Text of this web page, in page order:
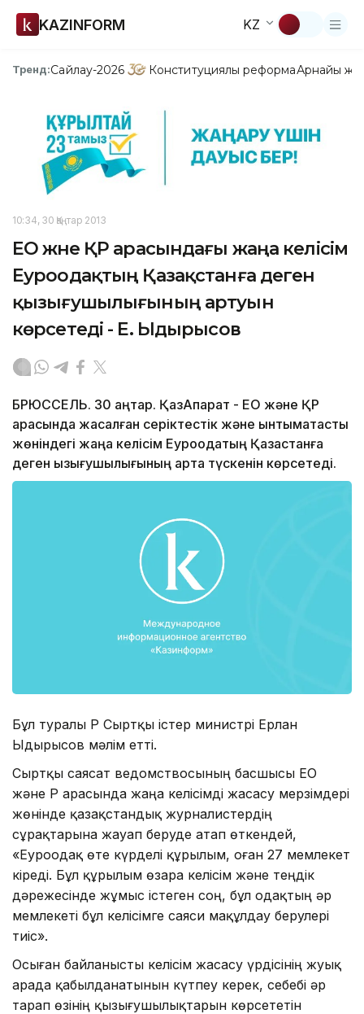
KAZINFORM KZ
Тренд:Сайлау-2026 Конституциялық реформаАрнайы
10:34, 30 Қаңтар 2013
ЕО және ҚР арасындағы жаңа келісім
Еуроодақтың Қазақстанға деген
қызығушылығының артуын
көрсетеді - Е. Ыдырысов
БРЮССЕЛЬ. 30 қаңтар. ҚазАқпарат - ЕО және ҚР
арасында жасалған серіктестік және ынтымақтастық
жөніндегі жаңа келісім Еуроодақтың Қазақстанға
деген қызығушылығының арта түскенін көрсетеді.
Бұл туралы ҚР Сыртқы істер министрі Ерлан
Ыдырысов мәлім етті.
Сыртқы саясат ведомствосының басшысы ЕО
және ҚР арасында жаңа келісімді жасасу мерзімдері
жөнінде қазақстандық журналистердің
сұрақтарына жауап беруде атап өткендей,
«Еуроодақ өте күрделі құрылым, оған 27 мемлекет
кіреді. Бұл құрылым өзара келісім және теңдік
дәрежесінде жұмыс істеген соң, бұл одақтың әр
мемлекеті бұл келісімге саяси мақұлдау берулері
тиіс».
Осыған байланысты келісім жасасу үрдісінің жуық
арада қабылданатынын күтпеу керек, себебі әр
тарап өзінің қызығушылықтарын көрсететін